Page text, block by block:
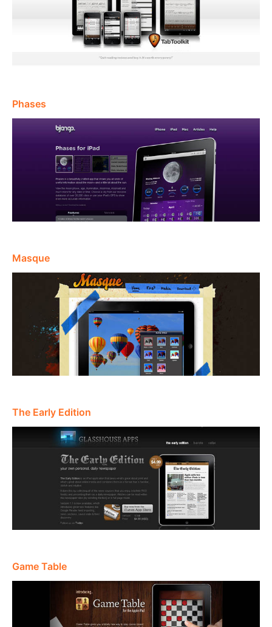
Phases
Masque
The Early Edition
Game Table